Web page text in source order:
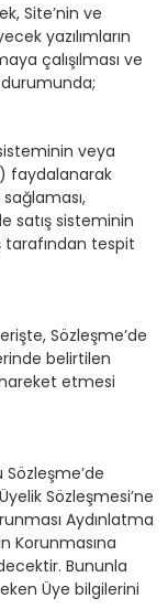
Site’nin ve
yazılımların
çalışılması ve
durumunda;
veya
faydalanarak
satış sisteminin
tarafından tespit
Sözleşme’de
belirtilen
etmesi
Sözleşme’de
Sözleşmesi’ne
Aydınlatma
Korunmasına
Bununla
Üye bilgilerini